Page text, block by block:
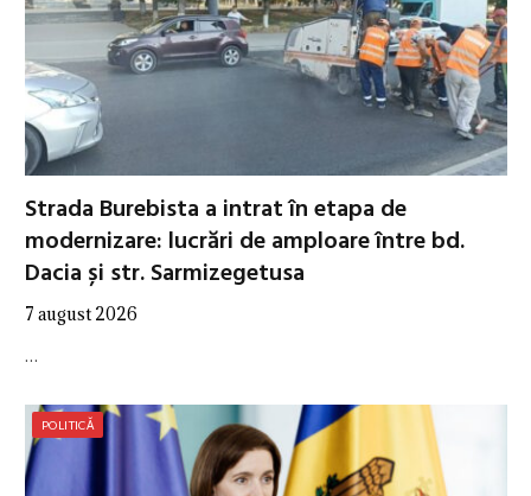
Strada Burebista a intrat în etapa de
modernizare: lucrări de amploare între bd.
Dacia și str. Sarmizegetusa
7 august 2026
…
POLITICĂ